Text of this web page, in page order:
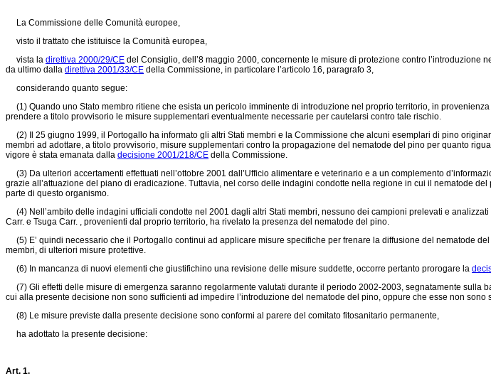
La Commissione delle Comunità europee,
visto il trattato che istituisce la Comunità europea,
vista la direttiva 2000/29/CE del Consiglio, dell’8 maggio 2000, concernente le misure di protezione contro
da ultimo dalla direttiva 2001/33/CE della Commissione, in particolare l’articolo 16, paragrafo 3,
considerando quanto segue:
(1) Quando uno Stato membro ritiene che esista un pericolo imminente di introduzione nel proprio territorio, in
prendere a titolo provvisorio le misure supplementari eventualmente necessarie per cautelarsi contro tale rischio.
(2) Il 25 giugno 1999, il Portogallo ha informato gli altri Stati membri e la Commissione che alcuni esemplari di pino
membri ad adottare, a titolo provvisorio, misure supplementari contro la propagazione del nematode del pino per quanto
vigore è stata emanata dalla decisione 2001/218/CE della Commissione.
(3) Da ulteriori accertamenti effettuati nell’ottobre 2001 dall’Ufficio alimentare e veterinario e a un complemento
grazie all’attuazione del piano di eradicazione. Tuttavia, nel corso delle indagini condotte nella regione in cui il nematode
parte di questo organismo.
(4) Nell’ambito delle indagini ufficiali condotte nel 2001 dagli altri Stati membri, nessuno dei campioni prelevati e
Carr. e Tsuga Carr. , provenienti dal proprio territorio, ha rivelato la presenza del nematode del pino.
(5) E’ quindi necessario che il Portogallo continui ad applicare misure specifiche per frenare la diffusione del nematode
membri, di ulteriori misure protettive.
(6) In mancanza di nuovi elementi che giustifichino una revisione delle misure suddette, occorre pertanto prorogare la
(7) Gli effetti delle misure di emergenza saranno regolarmente valutati durante il periodo 2002-2003, segnatamente sulla
cui alla presente decisione non sono sufficienti ad impedire l’introduzione del nematode del pino, oppure che esse non
(8) Le misure previste dalla presente decisione sono conformi al parere del comitato fitosanitario permanente,
ha adottato la presente decisione:
Art. 1.